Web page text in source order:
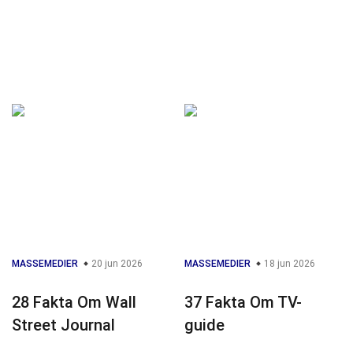
MASSEMEDIER 20 jun 2026
28 Fakta Om Wall
Street Journal
MASSEMEDIER 18 jun 2026
37 Fakta Om TV-
guide